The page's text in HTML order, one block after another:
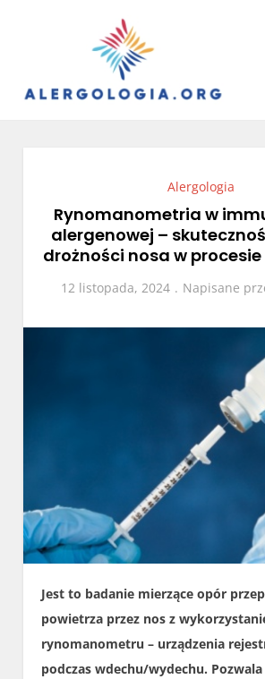
Alergologia
Rynomanometria w
alergenowej –
drożności nosa w
12 listopada, 2024 Napisane
Jest to badanie mierzące opór
powietrza przez nos z
rynomanometru – urządzenia
podczas wdechu/wydechu.